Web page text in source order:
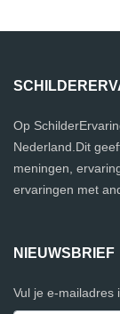
Op
Nederland.Dit
meningen,
ervaringen met
NIEUWSBRIEF
Vul je e-mailadres